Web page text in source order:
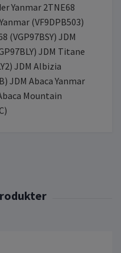
Yanmar 2TNE68
(VF9DPB503)
(VGP97BSY) JDM
JDM Titane
JDM Albizia
JDM Abaca Yanmar
Mountain